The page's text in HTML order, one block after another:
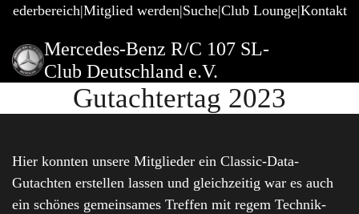
Mitglied werden Suche Club Lounge Kontakt
Mercedes-Benz R/C 107 SL-
Club Deutschland e.V.
Gutachtertag 2023
Hier konnten unsere Mitglieder ein Classic-Data-
Gutachten erstellen lassen und gleichzeitig war es auch
ein schönes gemeinsames Treffen mit regem Technik-